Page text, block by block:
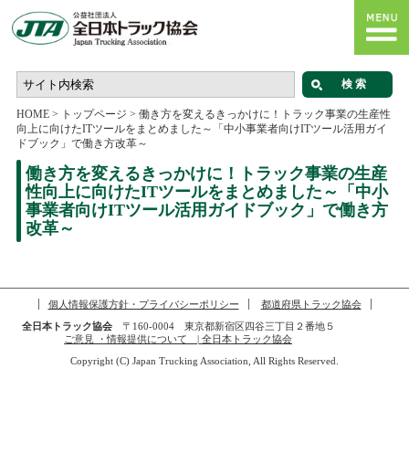
HOME> トップページ > 働き方を変えるきっかけに！トラック事業の生産性
向上に向けたITツールをまとめました～「中小事業者向けITツール活用ガイ
ドブック」で働き方改革～
働き方を変えるきっかけに！トラック事業の生産
性向上に向けたITツールをまとめました～「中小
事業者向けITツール活用ガイドブック」で働き方
改革～
個人情報保護方針・プライバシーポリシー
都道府県トラック協会
全日本トラック協会〒160-0004 東京都新宿区四谷三丁目２番地５
ご意見 ・情報提供について | 全日本トラック協会
Copyright (C) Japan Trucking Association, All Rights Reserved.